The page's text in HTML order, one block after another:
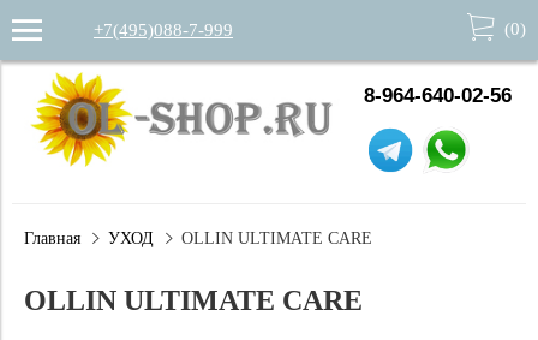
+7(495)088-7-999 (0)
8-964-640-02-56
Главная УХОД OLLIN ULTIMATE CARE
OLLIN ULTIMATE CARE